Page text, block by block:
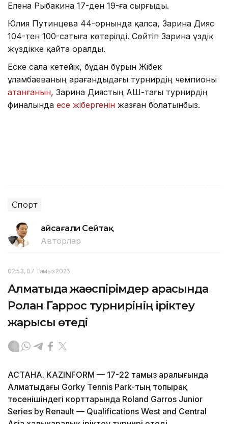
Елена Рыбакина 17-ден 19-ға сырғыды.
Юлия Путинцева 44-орнында қалса, Зарина Дияс
104-тен 100-сатыға көтерілді. Сөйтіп Зарина үздік
жүздікке қайта оралды.
Еске сала кетейік, бұдан бұрын Жібек
Құламбаеваның Қарағандыдағы турнирдің чемпионы
атанғанын, Зарина Диястың АҚШ-тағы турнирдің
финалында есе жібергенін жазған болатынбыз.
Спорт
Ғайсағали Сейтақ
Авторлар
02:53, 07 Тамыз 2026
Алматыда жаөспірімдер арасында
Ролан Гаррос турнирінің іріктеу
жарысы өтеді
АСТАНА. KAZINFORM — 17-22 тамыз аралығында
Алматыдағы Gorky Tennis Park-тың топырақ
төсенішіндегі корттарында Roland Garros Junior
Series by Renault — Qualifications West and Central